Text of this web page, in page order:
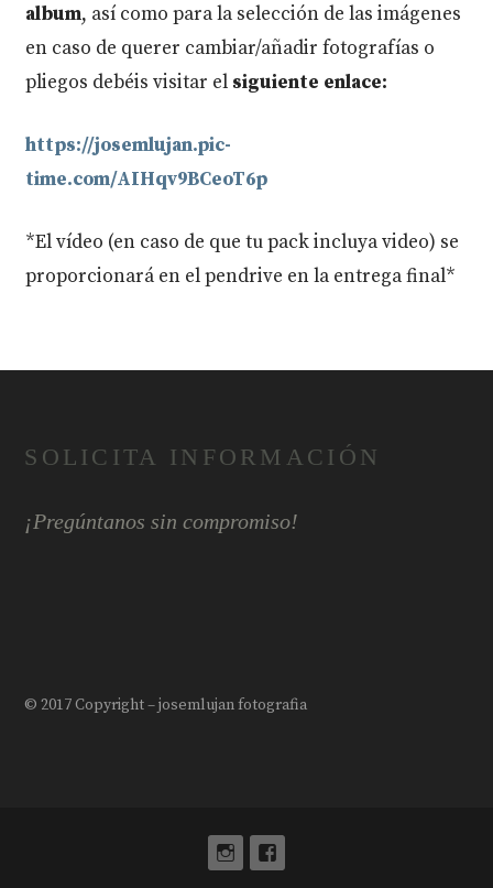
album, así como para la selección de las imágenes
en caso de querer cambiar/añadir fotografías o
pliegos debéis visitar el siguiente enlace:
https://josemlujan.pic-
time.com/AIHqv9BCeoT6p
*El vídeo (en caso de que tu pack incluya video) se
proporcionará en el pendrive en la entrega final*
SOLICITA INFORMACIÓN
¡Pregúntanos sin compromiso!
© 2017 Copyright – josemlujan fotografia